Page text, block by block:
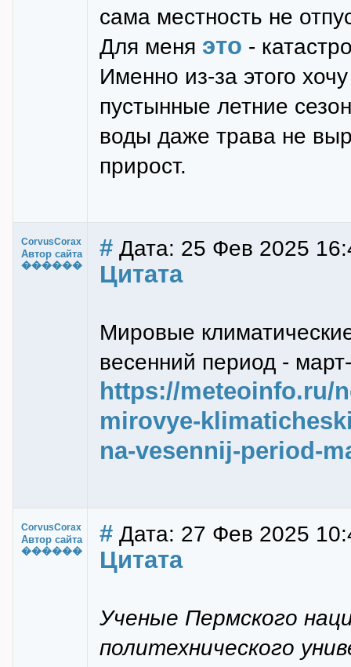
сама местность не
Для меня это -
Именно из-за этого
пустынные летние
воды даже трава не
прирост.
CorvusCorax
Автор сайта
������
# Дата: 25 Фев 2025
Цитата
Мировые
весенний период -
https://meteoinfo.ru/
mirovye-
na-vesennij-period-
CorvusCorax
Автор сайта
������
# Дата: 27 Фев 2025
Цитата
Ученые Пермского
политехнического